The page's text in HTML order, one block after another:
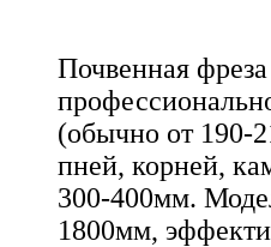
Почвенная
(обычно от 190-
пней, корней,
300-400мм.
1800мм,